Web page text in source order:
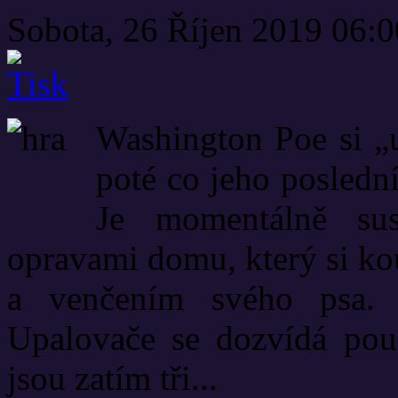
Sobota, 26 Říjen 2019
Washington Poe si
poté co jeho
Je momentálně
opravami domu, který si
a venčením svého
Upalovače se dozvídá
jsou zatím tři...